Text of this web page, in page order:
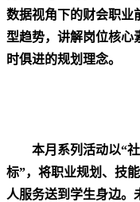
数据视角下的财会职业
型趋势，讲解岗位核心
时俱进的规划理念。
本月系列活动以“
标”，将职业规划、技
人服务送到学生身边。